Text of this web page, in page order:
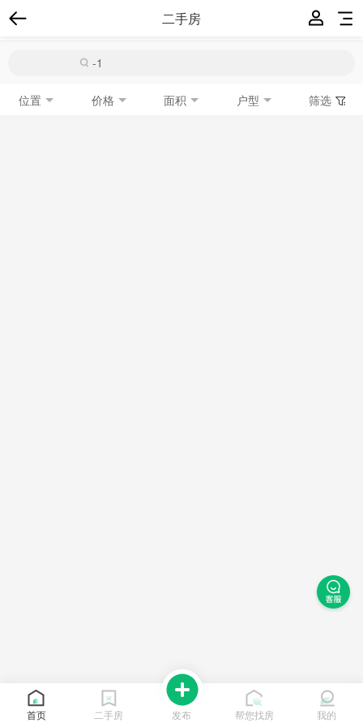
二手房
位置 价格 面积 户型 筛选
首页 二手房 发布 帮您找房 我的